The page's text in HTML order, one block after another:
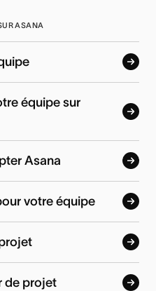
ASANA
équipe sur
Asana
votre équipe
de projet